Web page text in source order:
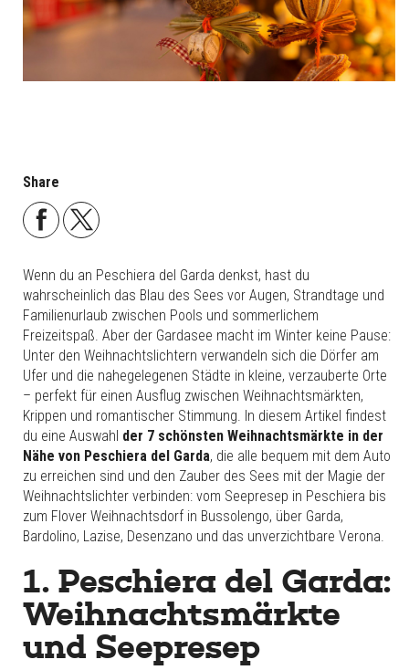
Share
Wenn du an Peschiera del Garda denkst, hast du
wahrscheinlich das Blau des Sees vor Augen, Strandtage und
Familienurlaub zwischen Pools und sommerlichem
Freizeitspaß. Aber der Gardasee macht im Winter keine Pause:
Unter den Weihnachtslichtern verwandeln sich die Dörfer am
Ufer und die nahegelegenen Städte in kleine, verzauberte Orte
– perfekt für einen Ausflug zwischen Weihnachtsmärkten,
Krippen und romantischer Stimmung. In diesem Artikel findest
du eine Auswahl der 7 schönsten Weihnachtsmärkte in der
Nähe von Peschiera del Garda, die alle bequem mit dem Auto
zu erreichen sind und den Zauber des Sees mit der Magie der
Weihnachtslichter verbinden: vom Seepresep in Peschiera bis
zum Flover Weihnachtsdorf in Bussolengo, über Garda,
Bardolino, Lazise, Desenzano und das unverzichtbare Verona.
1. Peschiera del Garda:
Weihnachtsmärkte
und Seepresep